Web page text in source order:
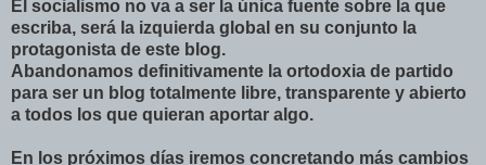
El socialismo no va a ser la única fuente sobre la que
escriba, será la izquierda global en su conjunto la
protagonista de este blog.
Abandonamos definitivamente la ortodoxia de partido
para ser un blog totalmente libre, transparente y abierto
a todos los que quieran aportar algo.
En los próximos días iremos concretando más cambios